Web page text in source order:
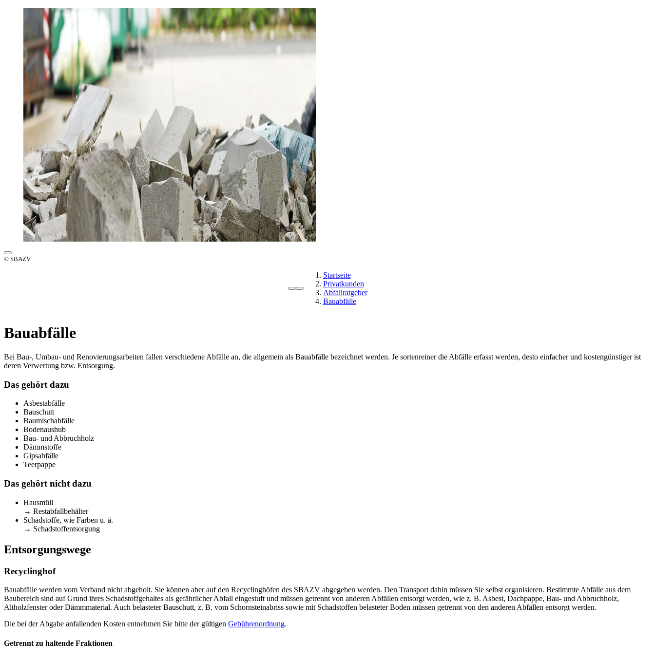
© SBAZV
Startseite
Privatkunden
Abfallratgeber
Bauabfälle
Bauabfälle
Bei Bau-, Umbau- und Renovierungsarbeiten fallen verschiedene Abfälle an, die allgemein als Bauabfälle bezeichnet werden. Je sortenreiner die Abfälle erfasst werden, desto einfacher und kostengünstiger ist
deren Verwertung bzw. Entsorgung.
Das gehört dazu
Asbestabfälle
Bauschutt
Baumischabfälle
Bodenaushub
Bau- und Abbruchholz
Dämmstoffe
Gipsabfälle
Teerpappe
Das gehört nicht dazu
Hausmüll
→ Restabfallbehälter
Schadstoffe, wie Farben u. ä.
→ Schadstoffentsorgung
Entsorgungswege
Recyclinghof
Bauabfälle werden vom Verband nicht abgeholt. Sie können aber auf den Recyclinghöfen des SBAZV abgegeben werden. Den Transport dahin müssen Sie selbst organisieren. Bestimmte Abfälle aus dem
Baubereich sind auf Grund ihres Schadstoffgehaltes als gefährlicher Abfall eingestuft und müssen getrennt von anderen Abfällen entsorgt werden, wie z. B. Asbest, Dachpappe, Bau- und Abbruchholz,
Altholzfenster oder Dämmmaterial. Auch belasteter Bauschutt, z. B. vom Schornsteinabriss sowie mit Schadstoffen belasteter Boden müssen getrennt von den anderen Abfällen entsorgt werden.
Die bei der Abgabe anfallenden Kosten entnehmen Sie bitte der gültigen Gebührenordnung.
Getrennt zu haltende Fraktionen